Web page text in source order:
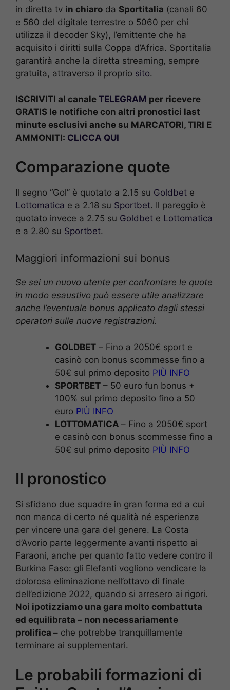
in diretta tv in chiaro da Sportitalia (canali 60
e 560 del digitale terrestre o 5060 per chi
utilizza il decoder Sky), l’emittente che ha
acquisito i diritti sulla Coppa d’Africa. Sportitalia
garantirà anche la diretta streaming, sempre
gratuita, attraverso il proprio sito.
ISCRIVITI al canale TELEGRAM per ricevere
GRATIS le notifiche con altri pronostici last
minute esclusivi anche su MARCATORI, TIRI E
AMMONITI: CLICCA QUI
Comparazione quote
Il segno “Gol” è quotato a 2.15 su Goldbet e
Lottomatica e a 2.18 su Sportbet. Il pareggio è
quotato invece a 2.75 su Goldbet e Lottomatica
e a 2.80 su Sportbet.
Maggiori informazioni sui bonus
Se sei un nuovo utente per confrontare le quote
in modo esaustivo può essere utile analizzare
anche l’eventuale bonus applicato dagli stessi
operatori sulle nuove registrazioni.
GOLDBET– Fino a 2050€ sport e
casinò con bonus scommesse fino a
50€ sul primo deposito PIÙ INFO
SPORTBET– 50 euro fun bonus +
100% sul primo deposito fino a 50
euro PIÙ INFO
LOTTOMATICA – Fino a 2050€ sport
e casinò con bonus scommesse fino a
50€ sul primo deposito PIÙ INFO
Il pronostico
Si sfidano due squadre in gran forma ed a cui
non manca di certo né qualità né esperienza
per vincere una gara del genere. La Costa
d’Avorio parte leggermente avanti rispetto ai
Faraoni, anche per quanto fatto vedere contro il
Burkina Faso: gli Elefanti vogliono vendicare la
dolorosa eliminazione nell’ottavo di finale
dell’edizione 2022, quando si arresero ai rigori.
Noi ipotizziamo una gara molto combattuta
ed equilibrata – non necessariamente
prolifica – che potrebbe tranquillamente
terminare ai supplementari.
Le probabili formazioni di